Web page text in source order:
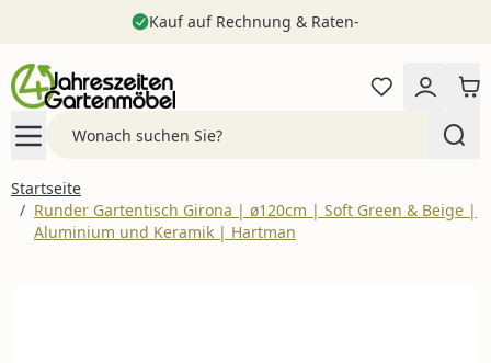
Kauf auf Rechnung & Raten-
Startseite
/ Runder Gartentisch Girona | ø120cm | Soft Green & Beige |
Aluminium und Keramik | Hartman